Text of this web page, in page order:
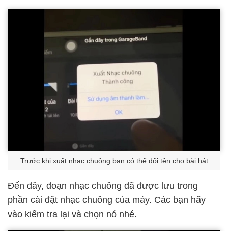
Trước khi xuất nhạc chuông bạn có thể đổi tên cho bài hát
Đến đây, đoạn nhạc chuông đã được lưu trong
phần cài đặt nhạc chuông của máy. Các bạn hãy
vào kiểm tra lại và chọn nó nhé.